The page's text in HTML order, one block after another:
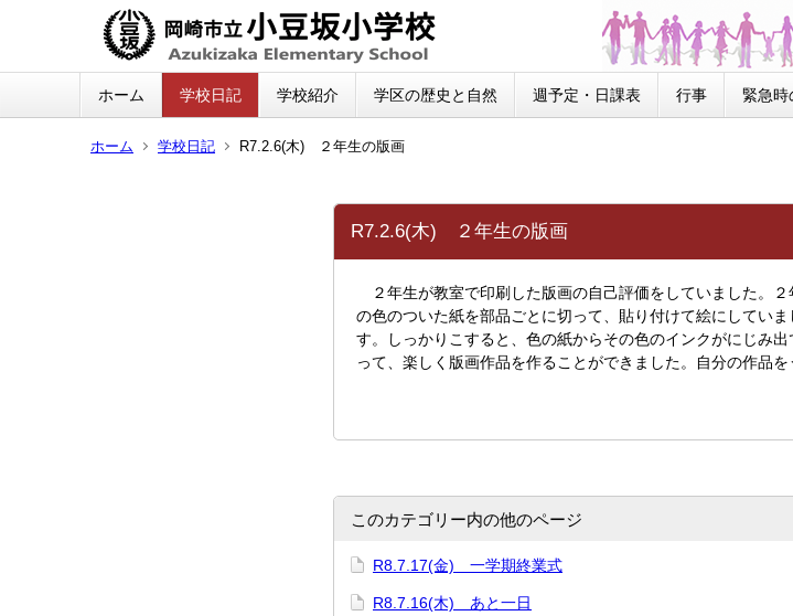
ホーム 学校日記 学校紹介 学区の歴史と自然 週予定・日課表 行事 緊急時
ホーム 学校日記 R7.2.6(木) ２年生の版画
R7.2.6(木) ２年生の版画
２年生が教室で印刷した版画の自己評価をしていました。
の色のついた紙を部品ごとに切って、貼り付けて絵にしてい
す。しっかりこすると、色の紙からその色のインクがにじみ
って、楽しく版画作品を作ることができました。自分の作品
このカテゴリー内の他のページ
R8.7.17(金) 一学期終業式
R8.7.16(木) あと一日